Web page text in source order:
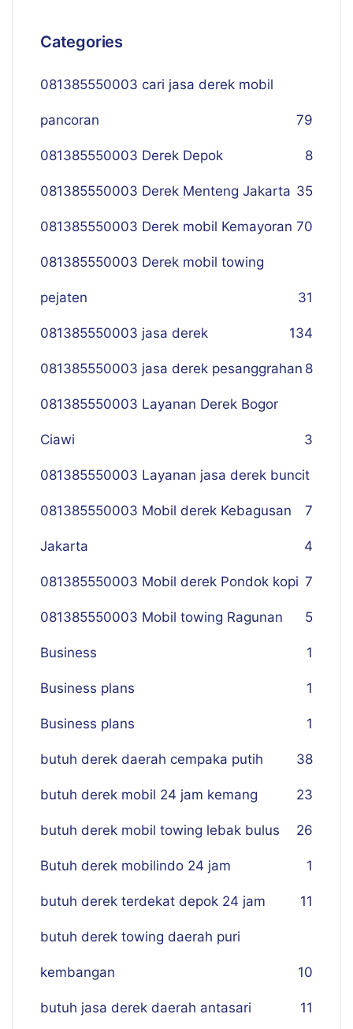
Categories
081385550003 cari jasa derek mobil
pancoran 79
081385550003 Derek Depok 8
081385550003 Derek Menteng Jakarta 35
081385550003 Derek mobil Kemayoran 70
081385550003 Derek mobil towing
pejaten 31
081385550003 jasa derek 134
081385550003 jasa derek pesanggrahan 8
081385550003 Layanan Derek Bogor
Ciawi 3
081385550003 Layanan jasa derek buncit
7
081385550003 Mobil derek Kebagusan
Jakarta 4
081385550003 Mobil derek Pondok kopi 7
081385550003 Mobil towing Ragunan 5
Business 1
Business plans 1
Business plans 1
butuh derek daerah cempaka putih 38
butuh derek mobil 24 jam kemang 23
butuh derek mobil towing lebak bulus 26
Butuh derek mobilindo 24 jam 1
butuh derek terdekat depok 24 jam 11
butuh derek towing daerah puri
kembangan 10
butuh jasa derek daerah antasari 11